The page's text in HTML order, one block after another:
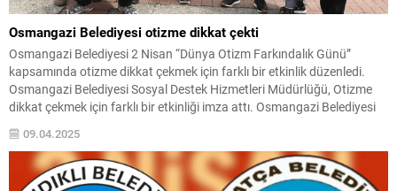
Osmangazi Belediyesi otizme dikkat çekti
Osmangazi Belediyesi 2 Nisan “Dünya Otizm Farkındalık Günü”
kapsamında otizme dikkat çekmek için farklı bir etkinlik düzenledi.
Osmangazi Belediyesi Sosyal Destek Hizmetleri Müdürlüğü, Otizme
dikkat çekmek için farklı bir etkinliği imza attı. Osmangazi Belediyesi
Engelliler Bakım Merkezi (OBAM)da eğitim alan Otizmli bireylerin
yaptığı el emeği ürünler Zafer Plaza Meydan’ında...
09.04.2025